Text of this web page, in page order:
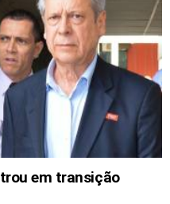
em transição